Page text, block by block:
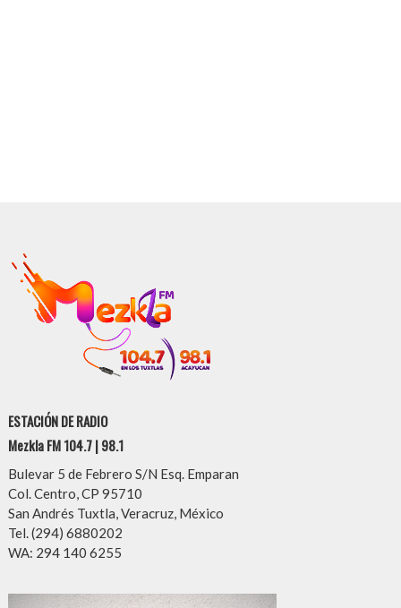
ESTACIÓN DE RADIO
Mezkla FM 104.7 | 98.1
Bulevar 5 de Febrero S/N Esq. Emparan
Col. Centro, CP 95710
San Andrés Tuxtla, Veracruz, México
Tel. (294) 6880202
WA: 294 140 6255